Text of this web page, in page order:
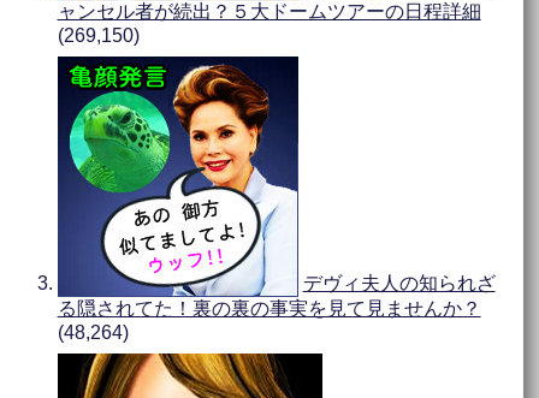
ャンセル者が続出？５大ドームツアーの日程詳細
(269,150)
デヴィ夫人の知られざ
る隠されてた！裏の裏の事実を見て見ませんか？
(48,264)